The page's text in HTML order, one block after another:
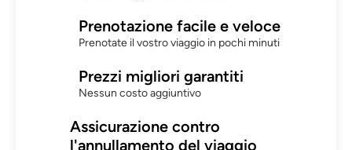
Prenotazione facile e veloce
Prenotate il vostro viaggio in pochi minuti
Prezzi migliori garantiti
Nessun costo aggiuntivo
Assicurazione contro
l'annullamento del viaggio